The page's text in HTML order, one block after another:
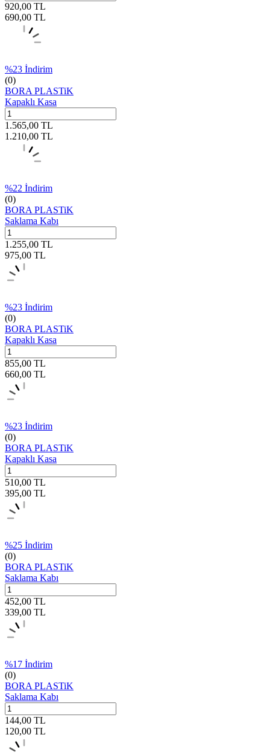
920,00 TL
690,00 TL
%23 İndirim
(0)
BORA PLASTiK
Kapaklı Kasa
1.565,00 TL
1.210,00 TL
%22 İndirim
(0)
BORA PLASTiK
Saklama Kabı
1.255,00 TL
975,00 TL
%23 İndirim
(0)
BORA PLASTiK
Kapaklı Kasa
855,00 TL
660,00 TL
%23 İndirim
(0)
BORA PLASTiK
Kapaklı Kasa
510,00 TL
395,00 TL
%25 İndirim
(0)
BORA PLASTiK
Saklama Kabı
452,00 TL
339,00 TL
%17 İndirim
(0)
BORA PLASTiK
Saklama Kabı
144,00 TL
120,00 TL